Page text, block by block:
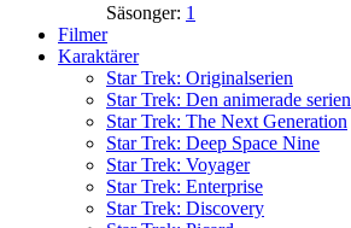
Säsonger: 1
Filmer
Karaktärer
Star Trek: Originalserien
Star Trek: Den animerade serien
Star Trek: The Next Generation
Star Trek: Deep Space Nine
Star Trek: Voyager
Star Trek: Enterprise
Star Trek: Discovery